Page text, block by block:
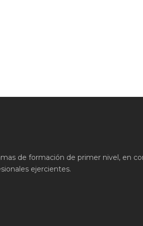
de formación de primer nivel, en
ejercientes.